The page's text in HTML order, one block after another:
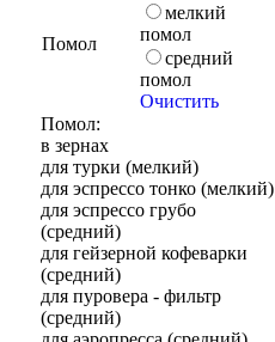
Помол
мелкий
помол
средний
помол
Очистить
Помол:
в зернах
для турки (мелкий)
для эспрессо тонко (мелкий)
для эспрессо грубо
(средний)
для гейзерной кофеварки
(средний)
для пуровера - фильтр
(средний)